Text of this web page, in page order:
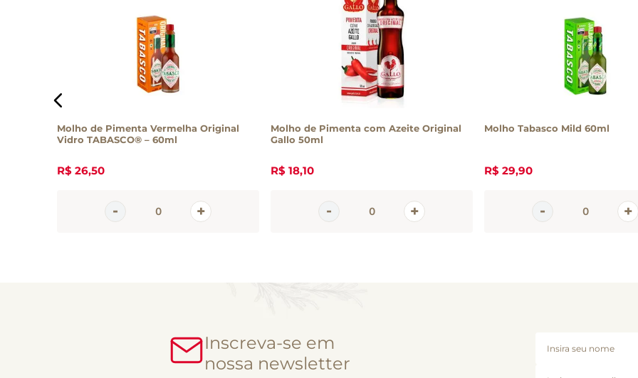
Molho de Pimenta Vermelha Original
Vidro TABASCO® – 60ml
R$ 26,50
Molho de Pimenta com Azeite Original
Gallo 50ml
R$ 18,10
Molho Tabasco Mild 60ml
R$ 29,90
Inscreva-se em
nossa newsletter